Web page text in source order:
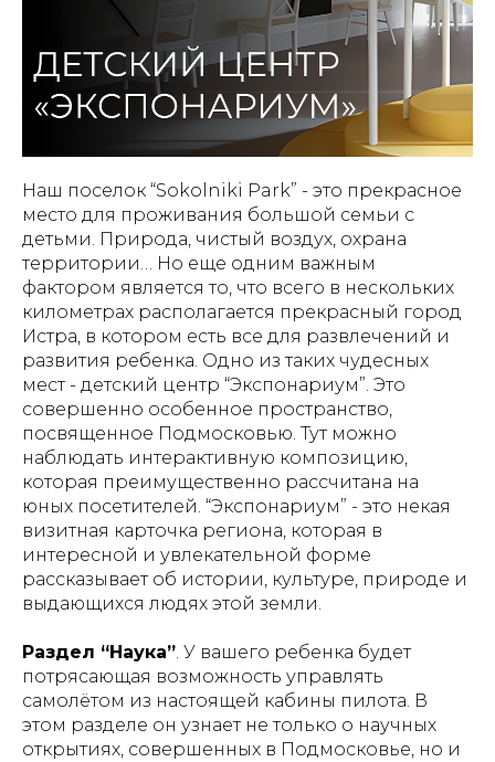
Наш поселок “Sokolniki Park” - это прекрасное
место для проживания большой семьи с
детьми. Природа, чистый воздух, охрана
территории… Но еще одним важным
фактором является то, что всего в нескольких
километрах располагается прекрасный город
Истра, в котором есть все для развлечений и
развития ребенка. Одно из таких чудесных
мест - детский центр “Экспонариум”. Это
совершенно особенное пространство,
посвященное Подмосковью. Тут можно
наблюдать интерактивную композицию,
которая преимущественно рассчитана на
юных посетителей. “Экспонариум” - это некая
визитная карточка региона, которая в
интересной и увлекательной форме
рассказывает об истории, культуре, природе и
выдающихся людях этой земли.
Раздел “Наука”. У вашего ребенка будет
потрясающая возможность управлять
самолётом из настоящей кабины пилота. В
этом разделе он узнает не только о научных
открытиях, совершенных в Подмосковье, но и